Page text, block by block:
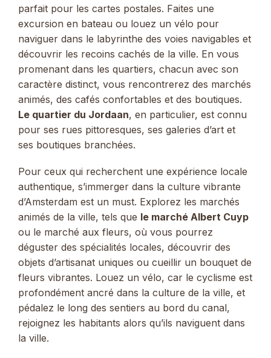
parfait pour les cartes postales. Faites une
excursion en bateau ou louez un vélo pour
naviguer dans le labyrinthe des voies navigables et
découvrir les recoins cachés de la ville. En vous
promenant dans les quartiers, chacun avec son
caractère distinct, vous rencontrerez des marchés
animés, des cafés confortables et des boutiques.
Le quartier du Jordaan, en particulier, est connu
pour ses rues pittoresques, ses galeries d’art et
ses boutiques branchées.
Pour ceux qui recherchent une expérience locale
authentique, s’immerger dans la culture vibrante
d’Amsterdam est un must. Explorez les marchés
animés de la ville, tels que le marché Albert Cuyp
ou le marché aux fleurs, où vous pourrez
déguster des spécialités locales, découvrir des
objets d’artisanat uniques ou cueillir un bouquet de
fleurs vibrantes. Louez un vélo, car le cyclisme est
profondément ancré dans la culture de la ville, et
pédalez le long des sentiers au bord du canal,
rejoignez les habitants alors qu’ils naviguent dans
la ville.